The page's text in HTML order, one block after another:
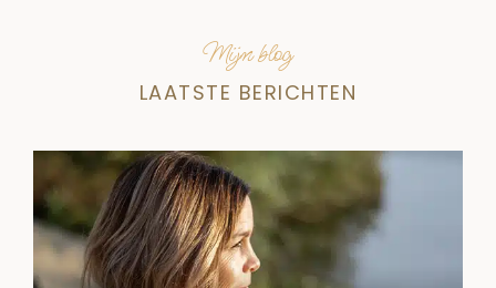
Mijn blog
LAATSTE BERICHTEN